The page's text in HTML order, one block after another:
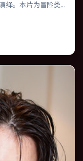
绎。本片为冒险类
国行动在暴雨夜失
奏紧凑，人物动
。